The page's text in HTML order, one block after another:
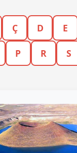
Ç D E
P R S